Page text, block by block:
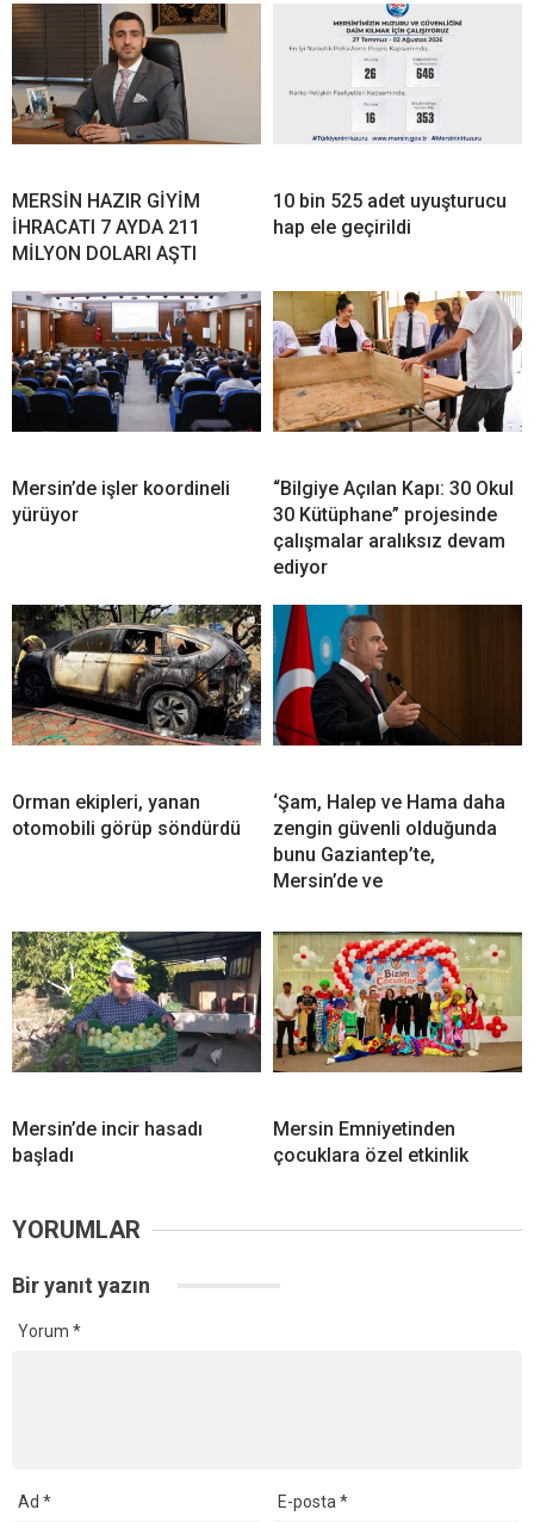
MERSİN HAZIR GİYİM
İHRACATI 7 AYDA 211
MİLYON DOLARI AŞTI
10 bin 525 adet uyuşturucu
hap ele geçirildi
Mersin’de işler koordineli
yürüyor
“Bilgiye Açılan Kapı: 30 Okul
30 Kütüphane” projesinde
çalışmalar aralıksız devam
ediyor
Orman ekipleri, yanan
otomobili görüp söndürdü
‘Şam, Halep ve Hama daha
zengin güvenli olduğunda
bunu Gaziantep’te,
Mersin’de ve
Mersin’de incir hasadı
başladı
Mersin Emniyetinden
çocuklara özel etkinlik
YORUMLAR
Bir yanıt yazın
Yorum *
Ad * E-posta*